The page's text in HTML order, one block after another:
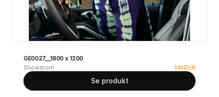
GE0027__1800 x 1200
Showroom
145EUR
Se produkt